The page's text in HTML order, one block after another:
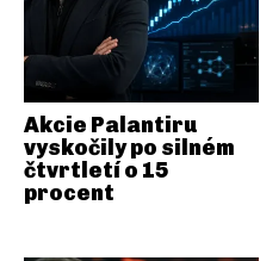
Akcie Palantiru
vyskočily po silném
čtvrtletí o 15
procent